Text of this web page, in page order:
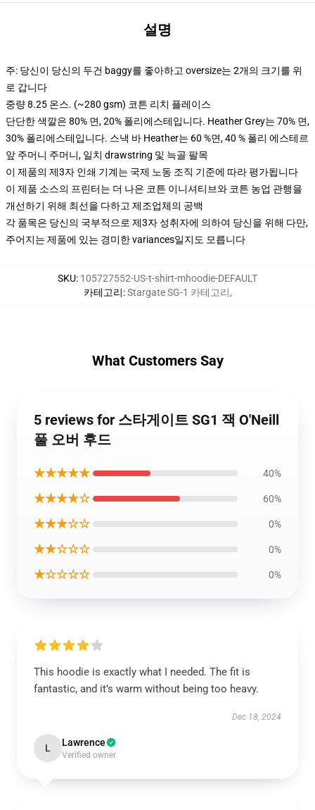
설명
주: 당신이 당신의 두건 baggy를 좋아하고 oversize는 2개의 크기를 위
로 갑니다
중량 8.25 온스. (~280 gsm) 코튼 리치 플레이스
단단한 색깔은 80% 면, 20% 폴리에스테입니다. Heather Grey는 70% 면,
30% 폴리에스테입니다. 스낵 바 Heather는 60 %면, 40 % 폴리 에스테르
앞 주머니 주머니, 일치 drawstring 및 늑골 팔목
이 제품의 제3자 인쇄 기계는 국제 노동 조직 기준에 따라 평가됩니다
이 제품 소스의 프린터는 더 나은 코튼 이니셔티브와 코튼 농업 관행을
개선하기 위해 최선을 다하고 제조업체의 공백
각 품목은 당신의 국부적으로 제3자 성취자에 의하여 당신을 위해 다만,
주어지는 제품에 있는 경미한 variances일지도 모릅니다
SKU: 105727552-US-t-shirt-mhoodie-DEFAULT
카테고리:Stargate SG-1 카테고리,
What Customers Say
5 reviews for 스타게이트 SG1 잭 O'Neill
풀 오버 후드
★★★★★ 40%
★★★★☆ 60%
★★★☆☆ 0%
★★☆☆☆ 0%
★☆☆☆☆ 0%
This hoodie is exactly what I needed. The fit is
fantastic, and it’s warm without being too heavy.
Dec 18, 2024
L Lawrence
Verified owner